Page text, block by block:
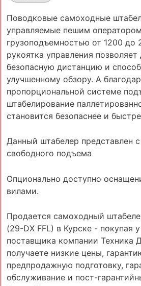
Поводковые самоходные
управляемые пешим
грузоподъемностью от 1200 до
рукоятка управления
безопасную дистанцию и
улучшенному обзору. А
пропорциональной системе
штабелирование
становится безопаснее и
Данный штабелер представлен
свободного подъема
Опционально доступно
вилами.
Продается самоходный
(29-DX FFL) в Курске - покупая
поставщика компании Техника
получаете низкие цены,
предпродажную подготовку,
обслуживание и пост-